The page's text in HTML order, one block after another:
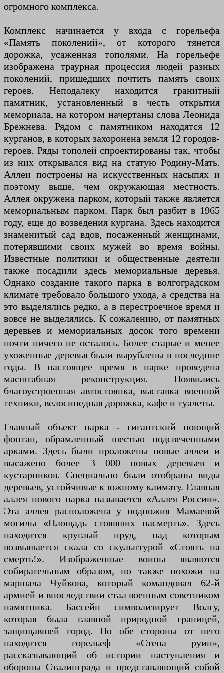
огромного комплекса.
Комплекс начинается у входа с горельефа
«Память поколений», от которого тянется
дорожка, усаженная тополями. На горельефе
изображена траурная процессия людей разных
поколений, пришедших почтить память своих
героев. Неподалеку находится гранитный
памятник, установленный в честь открытия
мемориала, на котором начертаны слова Леонида
Брежнева. Рядом с памятником находятся 12
курганов, в которых захоронена земля 12 городов-
героев. Ряды тополей спроектированы так, чтобы
из них открывался вид на статую Родину-Мать.
Аллеи построены на искусственных насыпях и
поэтому выше, чем окружающая местность.
Аллея окружена парком, который также является
мемориальным парком. Парк был разбит в 1965
году, еще до возведения кургана. Здесь находится
знаменитый сад вдов, посаженный женщинами,
потерявшими своих мужей во время войны.
Известные политики и общественные деятели
также посадили здесь мемориальные деревья.
Однако создание такого парка в волгоградском
климате требовало большого ухода, а средства на
это выделялись редко, а в перестроечное время и
вовсе не выделялись. К сожалению, от памятных
деревьев и мемориальных досок того времени
почти ничего не осталось. Более старые и менее
ухоженные деревья были вырублены в последние
годы. В настоящее время в парке проведена
масштабная реконструкция. Появились
благоустроенная автостоянка, выставка военной
техники, велосипедная дорожка, кафе и туалеты.
Главный объект парка - гигантский поющий
фонтан, обрамленный шестью подсвеченными
арками. Здесь были проложены новые аллеи и
высажено более 3 000 новых деревьев и
кустарников. Специально были отобраны виды
деревьев, устойчивые к южному климату. Главная
аллея нового парка называется «Аллея России».
Эта аллея расположена у подножия Мамаевой
могилы «Площадь стоявших насмерть». Здесь
находится круглый пруд, над которым
возвышается скала со скульптурой «Стоять на
смерть!». Изображенные воины являются
собирательным образом, но также похожи на
маршала Чуйкова, который командовал 62-й
армией и впоследствии стал военным советником
памятника. Бассейн символизирует Волгу,
которая была главной природной границей,
защищавшей город. По обе стороны от него
находится горельеф «Стена руин»,
рассказывающий об истории наступления и
обороны Сталинграда и представляющий собой